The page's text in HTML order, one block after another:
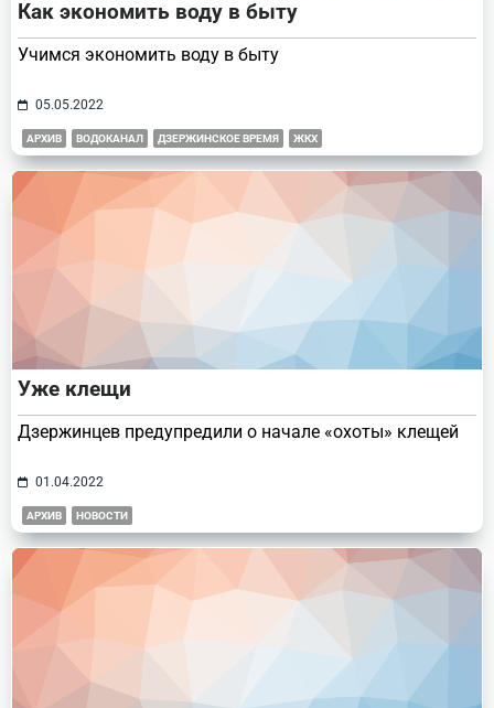
Как экономить воду в быту
Учимся экономить воду в быту
05.05.2022
АРХИВ ВОДОКАНАЛ ДЗЕРЖИНСКОЕ ВРЕМЯ ЖКХ
Уже клещи
Дзержинцев предупредили о начале «охоты» клещей
01.04.2022
АРХИВ НОВОСТИ